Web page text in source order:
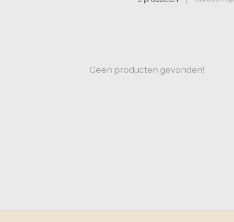
Geen producten gevonden!